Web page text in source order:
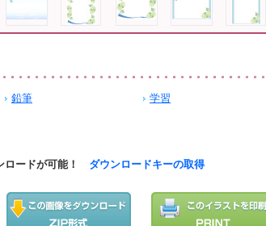
鉛筆
学習
ロードが可能！ ダウンロードキーの取得